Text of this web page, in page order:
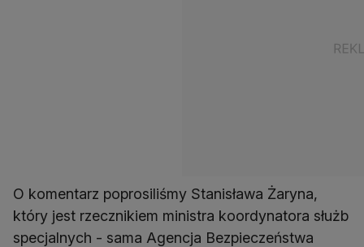
O komentarz poprosiliśmy Stanisława Żaryna,
który jest rzecznikiem ministra koordynatora służb
specjalnych - sama Agencja Bezpieczeństwa